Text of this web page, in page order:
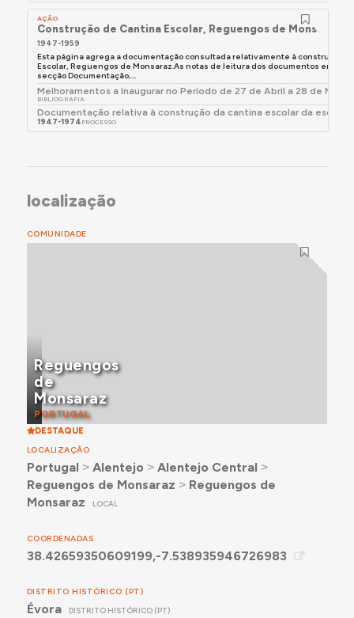
AÇÃO
Construção de Cantina Escolar, Reguengos de Monsaraz
1947-1959
Esta página agrega a documentação consultada relativamente à construção
Escolar, Reguengos de Monsaraz.As notas de leitura dos documentos
secção Documentação,...
Melhoramentos a Inaugurar no Período de 27 de Abril a 28 de Maio
BIBLIOGRAFIA
Documentação relativa à construção da cantina escolar da escola
1947-1974 PROCESSO
localização
COMUNIDADE
Reguengos
de
Monsaraz
PORTUGAL
DESTAQUE
LOCALIZAÇÃO
Portugal ˃ Alentejo ˃ Alentejo Central ˃
Reguengos de Monsaraz ˃ Reguengos de
Monsaraz
LOCAL
COORDENADAS
38.42659350609199,-7.538935946726983
DISTRITO HISTÓRICO (PT)
Évora DISTRITO HISTÓRICO (PT)